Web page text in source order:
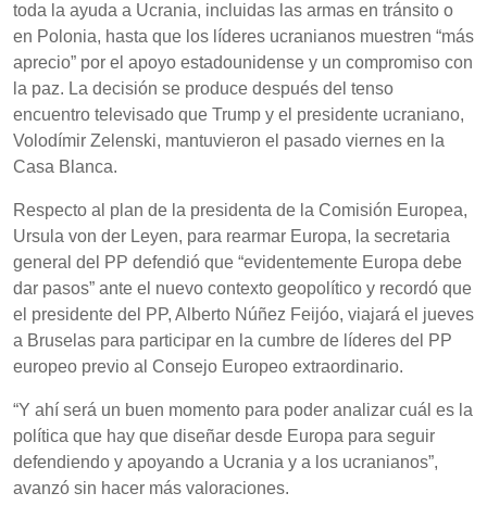
toda la ayuda a Ucrania, incluidas las armas en tránsito o
en Polonia, hasta que los líderes ucranianos muestren “más
aprecio” por el apoyo estadounidense y un compromiso con
la paz. La decisión se produce después del tenso
encuentro televisado que Trump y el presidente ucraniano,
Volodímir Zelenski, mantuvieron el pasado viernes en la
Casa Blanca.
Respecto al plan de la presidenta de la Comisión Europea,
Ursula von der Leyen, para rearmar Europa, la secretaria
general del PP defendió que “evidentemente Europa debe
dar pasos” ante el nuevo contexto geopolítico y recordó que
el presidente del PP, Alberto Núñez Feijóo, viajará el jueves
a Bruselas para participar en la cumbre de líderes del PP
europeo previo al Consejo Europeo extraordinario.
“Y ahí será un buen momento para poder analizar cuál es la
política que hay que diseñar desde Europa para seguir
defendiendo y apoyando a Ucrania y a los ucranianos”,
avanzó sin hacer más valoraciones.